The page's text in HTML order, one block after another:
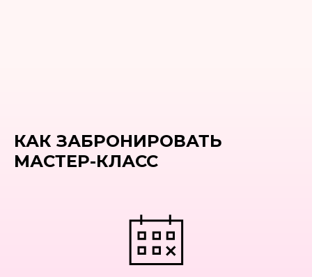
КАК ЗАБРОНИРОВАТЬ
МАСТЕР-КЛАСС